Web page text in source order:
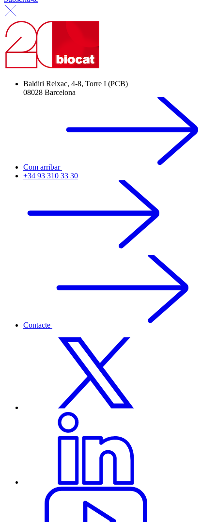
Baldiri Reixac, 4-8, Torre I (PCB)
08028 Barcelona
Com arribar
+34 93 310 33 30
Contacte